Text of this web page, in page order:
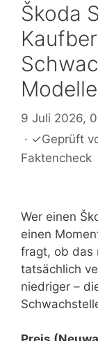
Škoda
Modelle
9 Juli 2026,
· ✓Geprüft
Faktencheck
Wer einen
einen
fragt, ob das
tatsächlich
niedriger –